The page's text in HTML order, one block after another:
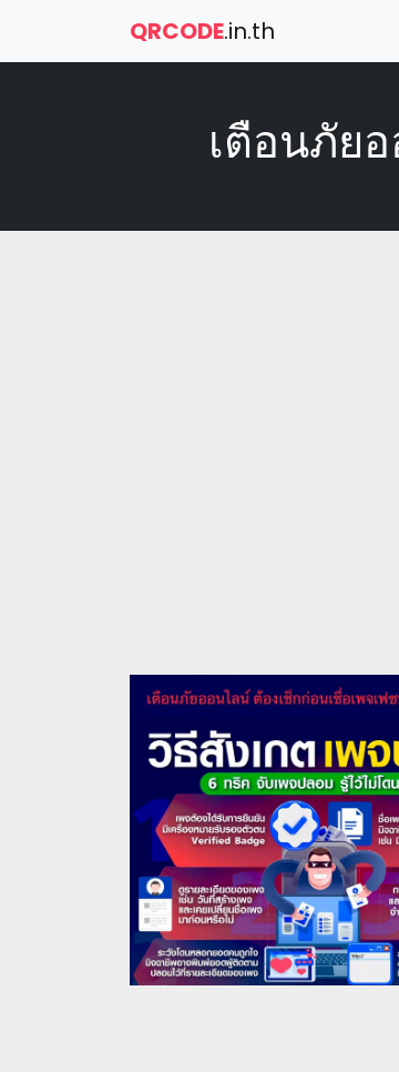
QRCODE.in.th
เตือนภัย